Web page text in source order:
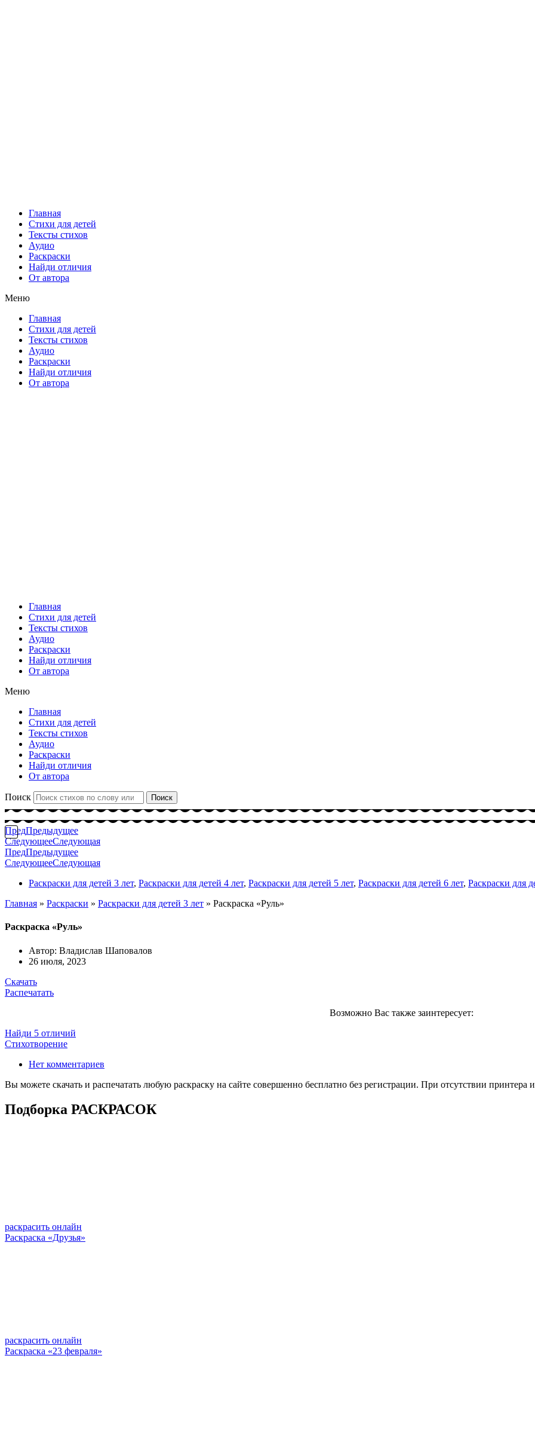
Главная
Стихи для детей
Тексты стихов
Аудио
Раскраски
Найди отличия
От автора
Меню
Главная
Стихи для детей
Тексты стихов
Аудио
Раскраски
Найди отличия
От автора
Главная
Стихи для детей
Тексты стихов
Аудио
Раскраски
Найди отличия
От автора
Меню
Главная
Стихи для детей
Тексты стихов
Аудио
Раскраски
Найди отличия
От автора
Поиск Поиск
ПредПредыдущее
СледующееСледующая
ПредПредыдущее
СледующееСледующая
Раскраски для детей 3 лет, Раскраски для детей 4 лет, Раскраски для детей 5 лет, Раскраски для детей 6 лет, Раскраски для
Главная » Раскраски » Раскраски для детей 3 лет » Раскраска «Руль»
Раскраска «Руль»
Автор: Владислав Шаповалов
26 июля, 2023
Скачать
Распечатать
Возможно Вас также заинтересует:
Найди 5 отличий
Стихотворение
Нет комментариев
Вы можете скачать и распечатать любую раскраску на сайте совершенно бесплатно без регистрации. При отсутствии принтера
Подборка РАСКРАСОК
раскрасить онлайн
Раскраска «Друзья»
раскрасить онлайн
Раскраска «23 февраля»